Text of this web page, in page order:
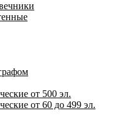
от 500 эл.
от 60 до 499 эл.